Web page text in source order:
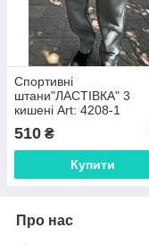
Спортивні
штани"ЛАСТІВКА" 3
кишені Art: 4208-1
510 ₴
Купити
Про нас